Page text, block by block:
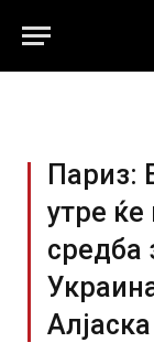
Париз:
утре ќе
средба
Алјаска